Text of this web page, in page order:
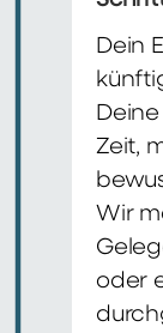
Dein
Zeit,
Wir
oder